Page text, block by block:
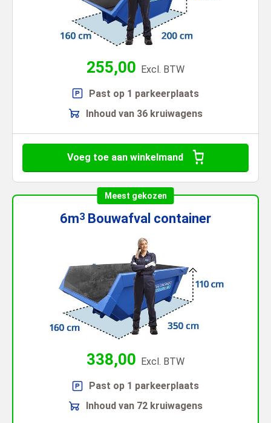
255,00 Excl. BTW
Past op 1 parkeerplaats
Inhoud van 36 kruiwagens
Voeg toe aan winkelmand
Meest gekozen
6m3 Bouwafval container
338,00 Excl. BTW
Past op 1 parkeerplaats
Inhoud van 72 kruiwagens